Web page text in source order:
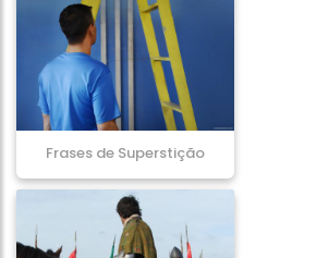
Frases de Superstição